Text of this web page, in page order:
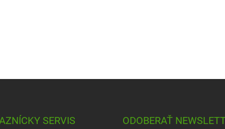
SERVIS ODOBERAŤ